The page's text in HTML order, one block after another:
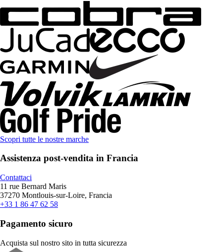
Scopri tutte le nostre marche
Assistenza post-vendita in Francia
Contattaci
11 rue Bernard Maris
37270 Montlouis-sur-Loire, Francia
+33 1 86 47 62 58
Pagamento sicuro
Acquista sul nostro sito in tutta sicurezza